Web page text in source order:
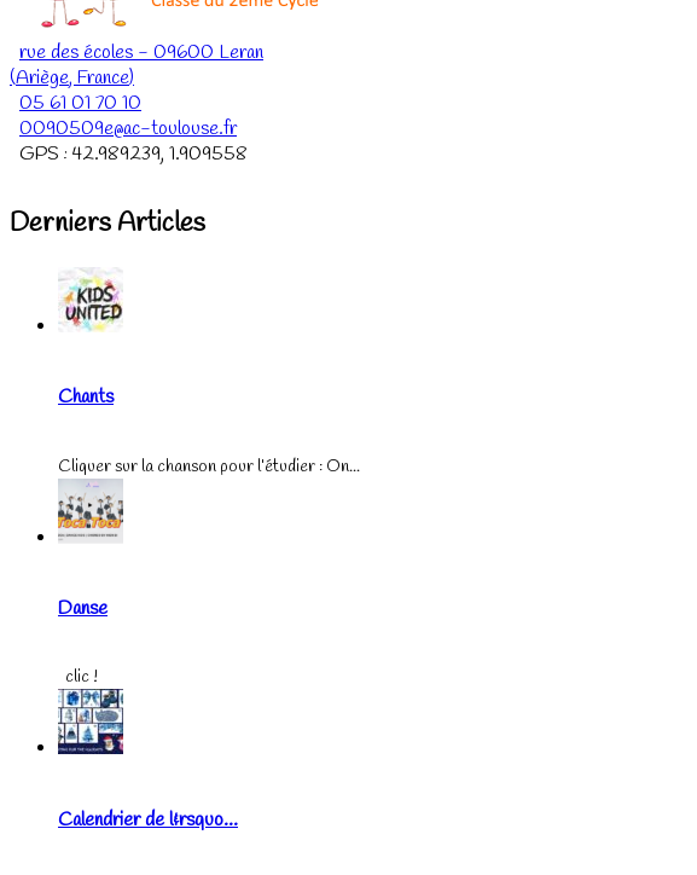
rue des écoles - 09600 Leran
(Ariège, France)
05 61 01 70 10
0090509e@ac-toulouse.fr
GPS : 42.989239, 1.909558
Derniers Articles
Chants
Cliquer sur la chanson pour l’étudier : On...
Danse
clic !
Calendrier de l&rsquo...